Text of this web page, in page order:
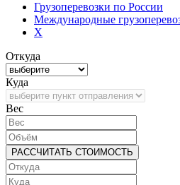
Грузоперевозки по России
Международные
X
Откуда
Куда
Bec
РАССЧИТАТЬ СТОИМОСТЬ